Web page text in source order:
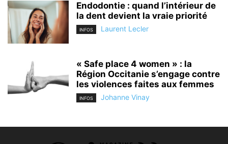
Endodontie : quand l’intérieur de
la dent devient la vraie priorité
INFOS Laurent Lecler
« Safe place 4 women » : la
Région Occitanie s’engage contre
les violences faites aux femmes
INFOS Johanne Vinay